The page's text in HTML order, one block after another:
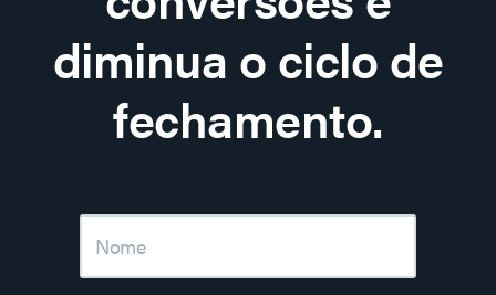
diminua o ciclo de
fechamento.